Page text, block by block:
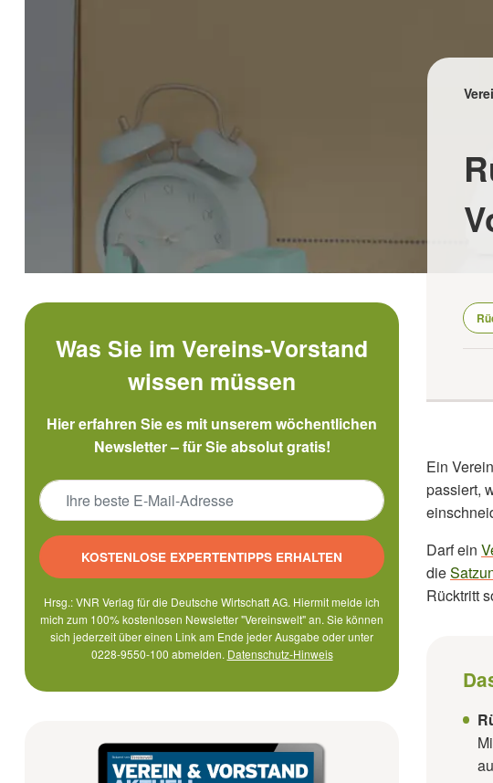
Steuererklärung im Verein: Ein Überblick
Versicherungsprämien
Verein bei
Was Sie im Vereins-Vorstand
wissen müssen
Hier erfahren Sie es mit unserem wöchentlichen
Newsletter – für Sie absolut gratis!
KOSTENLOSE EXPERTENTIPPS ERHALTEN
Hrsg.: VNR Verlag für die Deutsche Wirtschaft AG. Hiermit melde ich
mich zum 100% kostenlosen Newsletter "Vereinswelt" an. Sie können
sich jederzeit über einen Link am Ende jeder Ausgabe oder unter
0228-9550-100 abmelden. Datenschutz-Hinweis
Ein
passiert,
Darf ein
die
Rücktritt